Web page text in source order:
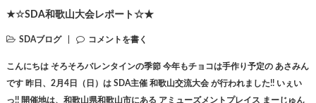
★☆SDA和歌山大会レポート☆★
SDAブログ コメントを書く
こんにちは そろそろバレンタインの季節 今年もチョコは手作り予定の あさみん
です 昨日、2月4日（日）は SDA主催 和歌山交流大会 が行われました!! いぇい
っ!! 開催地は、和歌山県和歌山市にある アミューズメントプレイス まーじゅん